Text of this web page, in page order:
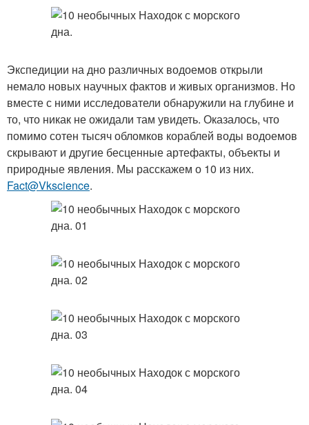
Экспедиции на дно различных водоемов открыли
немало новых научных фактов и живых организмов. Но
вместе с ними исследователи обнаружили на глубине и
то, что никак не ожидали там увидеть. Оказалось, что
помимо сотен тысяч обломков кораблей воды водоемов
скрывают и другие бесценные артефакты, объекты и
природные явления. Мы расскажем о 10 из них.
Fact@Vkscience.